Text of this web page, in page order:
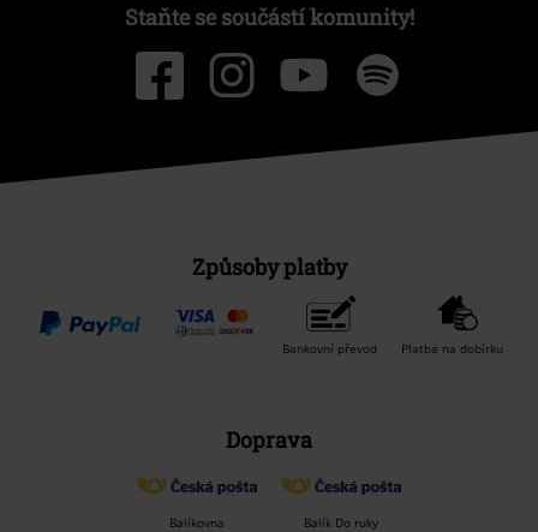
Staňte se součástí komunity!
Způsoby platby
Bankovní převod Platba na dobírku
Doprava
Balíkovna Balík Do ruky